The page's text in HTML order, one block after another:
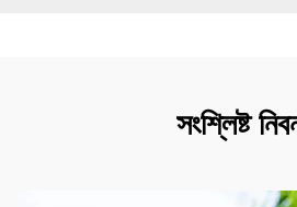
সংশ্লিষ্ট